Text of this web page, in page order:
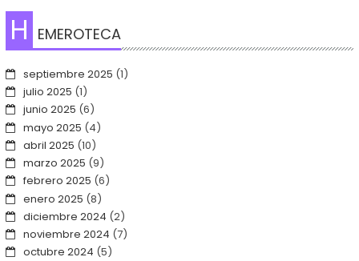
H EMEROTECA
septiembre 2025 (1)
julio 2025 (1)
junio 2025 (6)
mayo 2025 (4)
abril 2025 (10)
marzo 2025 (9)
febrero 2025 (6)
enero 2025 (8)
diciembre 2024 (2)
noviembre 2024 (7)
octubre 2024 (5)